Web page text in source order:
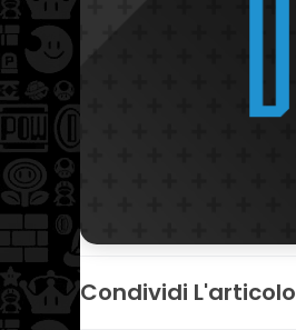
Condividi L'articolo